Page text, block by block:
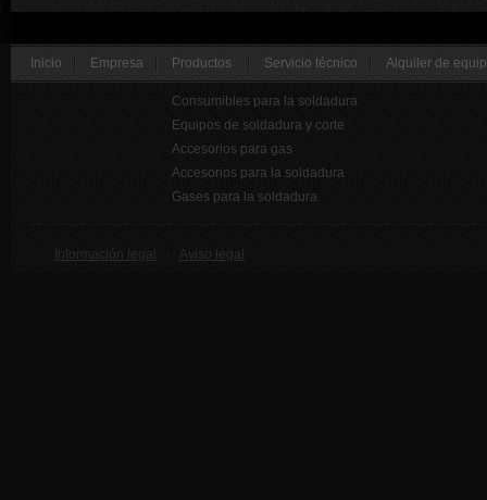
Alquiler de
Servicio técnico
Productos
Consumibles para la soldadura
Equipos de soldadura y corte
Accesorios para gas
Accesorios para la soldadura
Gases para la soldadura
Empresa
Inicio
Información legal Aviso legal